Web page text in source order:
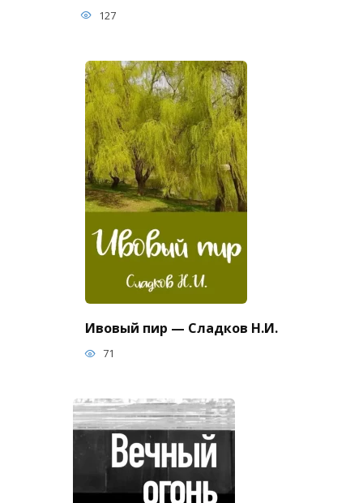
127
Ивовый пир — Сладков Н.И.
71